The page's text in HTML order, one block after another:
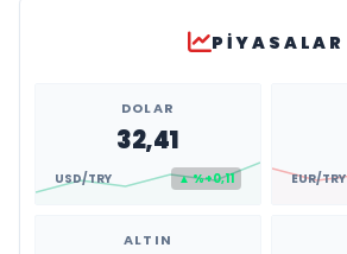
PIYASALAR
DOLAR
32,41
USD/TRY ▲ %+0,11 EUR/TRY
ALTIN